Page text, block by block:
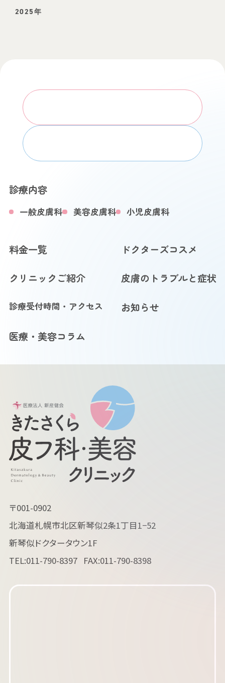
2025年
〒001-0902
北海道札幌市北区新琴似2条1丁目1−52
新琴似ドクタータウン1F
TEL:011-790-8397FAX:011-790-8398
診療内容
一般皮膚科 美容皮膚科 小児皮膚科
料金一覧 ドクターズコスメ
クリニックご紹介 皮膚のトラブルと症状
診療受付時間・アクセス お知らせ
医療・美容コラム